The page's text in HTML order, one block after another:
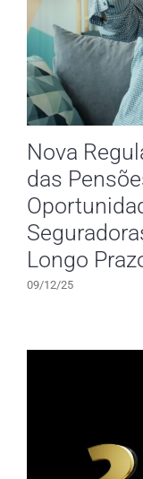
Nova
das
Longo
09/12/25